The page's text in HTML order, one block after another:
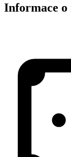
Informace o